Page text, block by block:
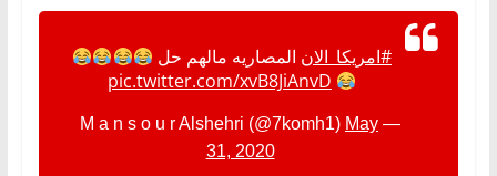
#امريكا_الان المصاريه مالهم حل
pic.twitter.com/xvB8JiAnvD
— M a n s o u r Alshehri (@7komh1)
May
31, 2020